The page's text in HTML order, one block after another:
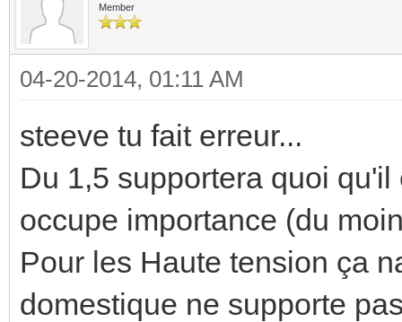
Member
04-20-2014, 01:11 AM
steeve tu fait erreur...
Du 1,5 supportera quoi
occupe importance (du
Pour les Haute tension ça
domestique ne supporte